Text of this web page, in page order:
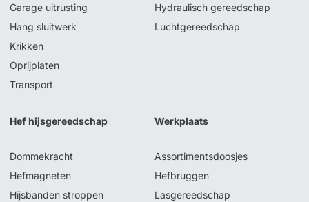
Garage uitrusting
Hang sluitwerk
Krikken
Oprijplaten
Transport
Hydraulisch gereedschap
Luchtgereedschap
Hef hijsgereedschap
Dommekracht
Hefmagneten
Hijsbanden stroppen
Werkplaats
Assortimentsdoosjes
Hefbruggen
Lasgereedschap